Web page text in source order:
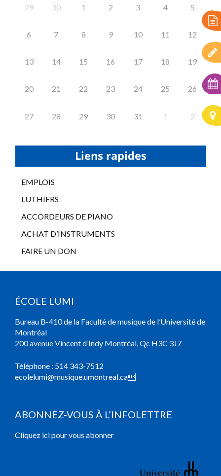
29 30 1 2 3 4 5
6 7 8 9 10 11 12
13 14 15 16 17 18 19
20 21 22 23 24 25 26
27 28 29 30 31 1 2
Liens rapides
EMPLOIS
LUTHIERS
ACCORDEURS DE PIANO
ACHAT D’INSTRUMENTS
FAIRE UN DON
ÉCOLE LUMI
Bureau B-410 de la Faculté de musique de l’Université de
Montréal
200 avenue Vincent d’Indy Montréal, Qc H3C 3J7
Téléphone : 514 343-7512
ecolelumi@musique.umontreal.ca
ABONNEZ-VOUS À L’INFOLETTRE
Cliquez ici pour vous abonner